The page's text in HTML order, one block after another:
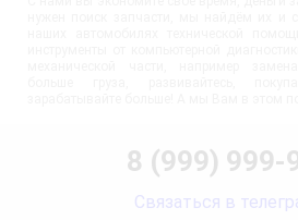
8 (999) 999-
Связаться в